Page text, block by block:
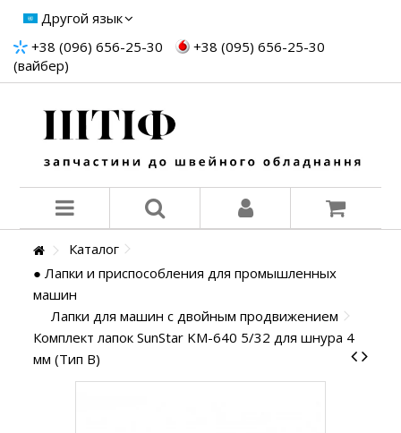
Другой язык
+38 (096) 656-25-30
+38 (095) 656-25-30
(вайбер)
Каталог
● Лапки и приспособления для промышленных
машин
Лапки для машин с двойным продвижением
Комплект лапок SunStar KM-640 5/32 для шнура 4
мм (Тип В)